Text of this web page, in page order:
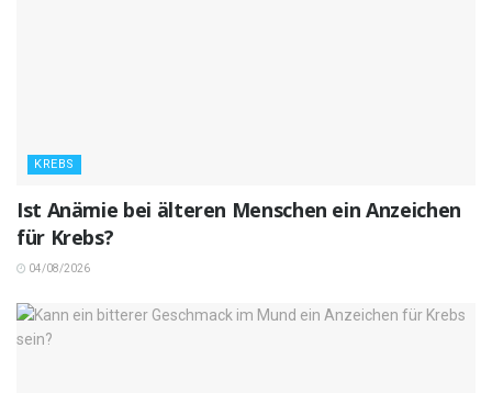
KREBS
Ist Anämie bei älteren Menschen ein Anzeichen
für Krebs?
04/08/2026